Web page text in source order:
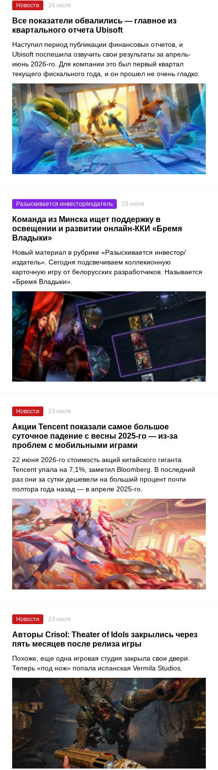
Новости 24 июля
Все показатели обвалились — главное из
квартального отчета Ubisoft
Наступил период публикации финансовых отчетов, и
Ubisoft поспешила озвучить свои результаты за апрель-
июнь 2026-го. Для компании это был первый квартал
текущего фискального года, и он прошел не очень гладко.
Разыскивается инвестор/издатель 23 июля
Команда из Минска ищет поддержку в
освещении и развитии онлайн-ККИ «Бремя
Владыки»
Новый материал в рубрике «Разыскивается инвестор/
издатель». Сегодня подсвечиваем коллекионную
карточную игру от белорусских разработчиков. Называется
«Бремя Владыки».
Новости 23 июля
Акции Tencent показали самое большое
суточное падение с весны 2025-го — из-за
проблем с мобильными играми
22 июня 2026-го стоимость акций китайского гиганта
Tencent упала на 7,1%, заметил Bloomberg. В последний
раз они за сутки дешевели на больший процент почти
полтора года назад — в апреле 2025-го.
Новости 23 июля
Авторы Crisol: Theater of Idols закрылись через
пять месяцев после релиза игры
Похоже, еще одна игровая студия закрыла свои двери.
Теперь «под нож» попала испанская Vermila Studios.